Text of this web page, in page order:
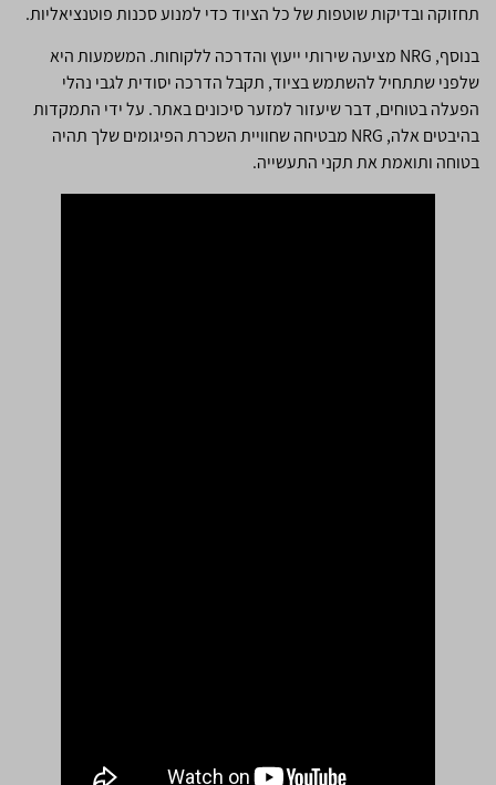
תחזוקה ובדיקות שוטפות של כל הציוד כדי למנוע סכנות פוטנציאליות.
בנוסף, NRG מציעה שירותי ייעוץ והדרכה ללקוחות. המשמעות היא
שלפני שתתחיל להשתמש בציוד, תקבל הדרכה יסודית לגבי נהלי
הפעלה בטוחים, דבר שיעזור למזער סיכונים באתר. על ידי התמקדות
בהיבטים אלה, NRG מבטיחה שחוויית השכרת הפיגומים שלך תהיה
בטוחה ותואמת את תקני התעשייה.